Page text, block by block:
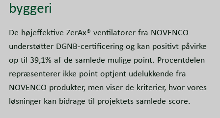
byggeri
De højeffektive ZerAx® ventilatorer fra NOVENCO
understøtter DGNB-certificering og kan positivt påvirke
op til 39,1% af de samlede mulige point. Procentdelen
repræsenterer ikke point optjent udelukkende fra
NOVENCO produkter, men viser de kriterier, hvor vores
løsninger kan bidrage til projektets samlede score.